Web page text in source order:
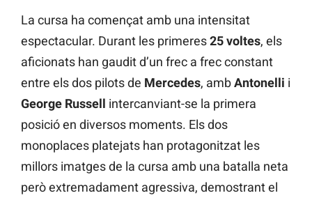
La cursa ha començat amb una intensitat
espectacular. Durant les primeres25 voltes, els
aficionats han gaudit d’un frec a frec constant
entre els dos pilots de Mercedes, ambAntonelli i
George Russell intercanviant-se la primera
posició en diversos moments. Els dos
monoplaces platejats han protagonitzat les
millors imatges de la cursa amb una batalla neta
però extremadament agressiva, demostrant el